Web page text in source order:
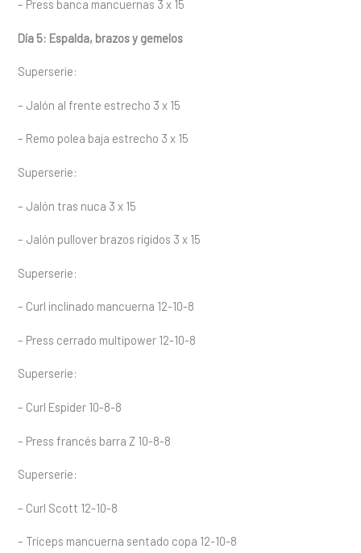
– Press banca mancuernas 3 x 15
Día 5: Espalda, brazos y gemelos
Superserie:
– Jalón al frente estrecho 3 x 15
– Remo polea baja estrecho 3 x 15
Superserie:
– Jalón tras nuca 3 x 15
– Jalón pullover brazos rígidos 3 x 15
Superserie:
– Curl inclinado mancuerna 12-10-8
– Press cerrado multipower 12-10-8
Superserie:
– Curl Espider 10-8-8
– Press francés barra Z 10-8-8
Superserie:
– Curl Scott 12-10-8
– Tríceps mancuerna sentado copa 12-10-8